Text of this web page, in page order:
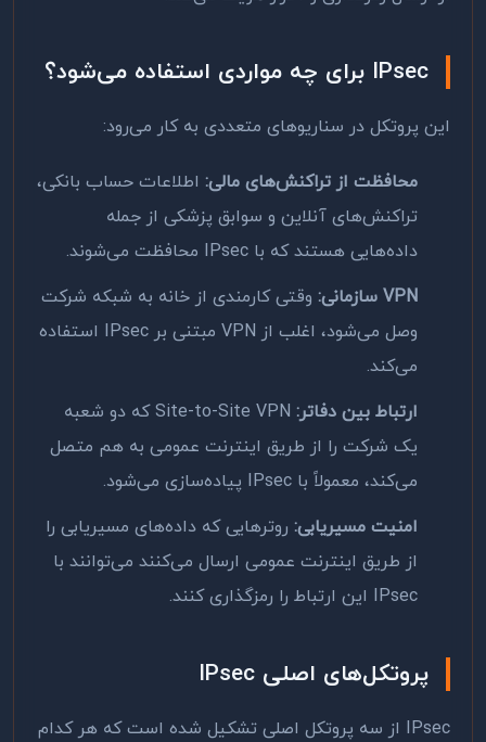
IPsec برای چه مواردی استفاده می‌شود؟
این پروتکل در سناریوهای متعددی به کار می‌رود:
محافظت از تراکنش‌های مالی: اطلاعات حساب بانکی،
تراکنش‌های آنلاین و سوابق پزشکی از جمله
داده‌هایی هستند که با IPsec محافظت می‌شوند.
VPN سازمانی:
وقتی کارمندی از خانه به شبکه شرکت
وصل می‌شود، اغلب از VPN مبتنی بر IPsec استفاده
می‌کند.
ارتباط بین دفاتر:
Site-to-Site VPN که دو شعبه
یک شرکت را از طریق اینترنت عمومی به هم متصل
می‌کند، معمولاً با IPsec پیاده‌سازی می‌شود.
امنیت مسیریابی: روترهایی که داده‌های مسیریابی را
از طریق اینترنت عمومی ارسال می‌کنند می‌توانند با
IPsec این ارتباط را رمزگذاری کنند.
پروتکل‌های اصلی IPsec
IPsec از سه پروتکل اصلی تشکیل شده است که هر کدام